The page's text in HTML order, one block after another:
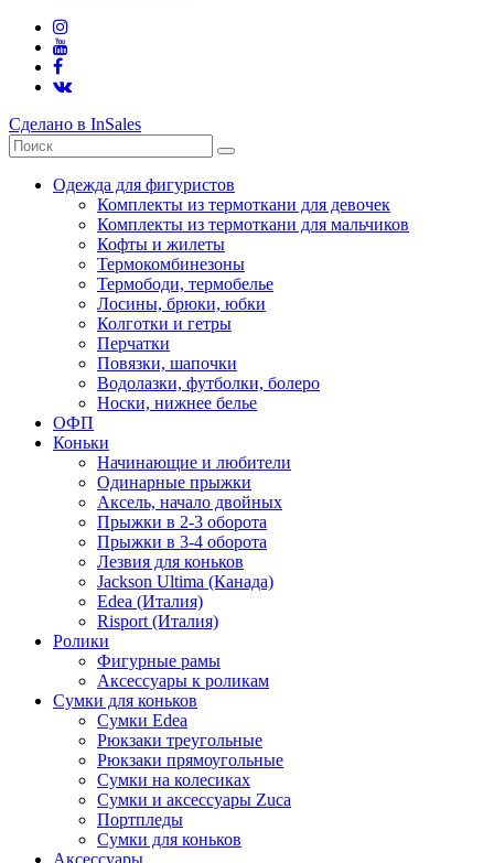
Сделано в InSales
Одежда для фигуристов
Комплекты из термоткани для девочек
Комплекты из термоткани для мальчиков
Кофты и жилеты
Термокомбинезоны
Термободи, термобелье
Лосины, брюки, юбки
Колготки и гетры
Перчатки
Повязки, шапочки
Водолазки, футболки, болеро
Носки, нижнее белье
ОФП
Коньки
Начинающие и любители
Одинарные прыжки
Аксель, начало двойных
Прыжки в 2-3 оборота
Прыжки в 3-4 оборота
Лезвия для коньков
Jackson Ultima (Канада)
Edea (Италия)
Risport (Италия)
Ролики
Фигурные рамы
Аксессуары к роликам
Сумки для коньков
Сумки Edea
Рюкзаки треугольные
Рюкзаки прямоугольные
Сумки на колесиках
Сумки и аксессуары Zuca
Портпледы
Сумки для коньков
Аксессуары